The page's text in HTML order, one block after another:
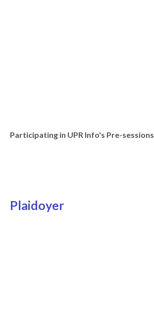
Participating in UPR Info's Pre-sessions
Plaidoyer